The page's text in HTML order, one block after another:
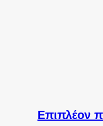
Επιπλέον